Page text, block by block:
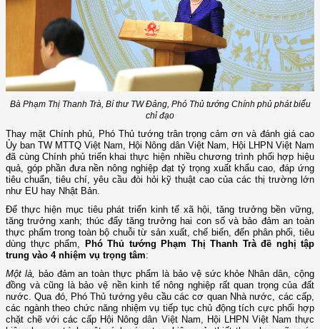
Bà Phạm Thị Thanh Trà, Bí thư TW Đảng, Phó Thủ tướng Chính phủ phát biểu
chỉ đạo
Thay mặt Chính phủ, Phó Thủ tướng trân trọng cảm ơn và đánh giá cao
Ủy ban TW MTTQ Việt Nam, Hội Nông dân Việt Nam, Hội LHPN Việt Nam
đã cùng Chính phủ triển khai thực hiện nhiều chương trình phối hợp hiệu
quả, góp phần đưa nền nông nghiệp đạt tỷ trọng xuất khẩu cao, đáp ứng
tiêu chuẩn, tiêu chí, yêu cầu đòi hỏi kỹ thuật cao của các thị trường lớn
như EU hay Nhật Bản.
Để thực hiện mục tiêu phát triển kinh tế xã hội, tăng trưởng bền vững,
tăng trưởng xanh; thúc đẩy tăng trưởng hai con số và bảo đảm an toàn
thực phẩm trong toàn bộ chuỗi từ sản xuất, chế biến, đến phân phối, tiêu
dùng thực phẩm, Phó Thủ tướng Phạm Thị Thanh Trà đề nghị tập
trung vào 4 nhiệm vụ trọng tâm:
Một là, bảo đảm an toàn thực phẩm là bảo vệ sức khỏe Nhân dân, cộng
đồng và cũng là bảo vệ nền kinh tế nông nghiệp rất quan trọng của đất
nước. Qua đó, Phó Thủ tướng yêu cầu các cơ quan Nhà nước, các cấp,
các ngành theo chức năng nhiệm vụ tiếp tục chủ động tích cực phối hợp
chặt chẽ với các cấp Hội Nông dân Việt Nam, Hội LHPN Việt Nam thực